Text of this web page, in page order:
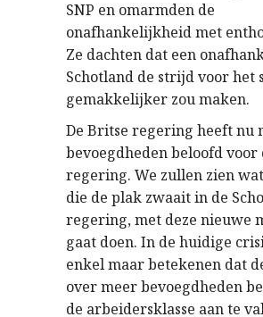
SNP en omarmden de
onafhankelijkheid met
Ze dachten dat een
Schotland de strijd voor het
gemakkelijker zou maken.
De Britse regering heeft nu
bevoegdheden beloofd voor
regering. We zullen zien wat
die de plak zwaait in de
regering, met deze nieuwe
gaat doen. In de huidige
enkel maar betekenen dat
over meer bevoegdheden
de arbeidersklasse aan te